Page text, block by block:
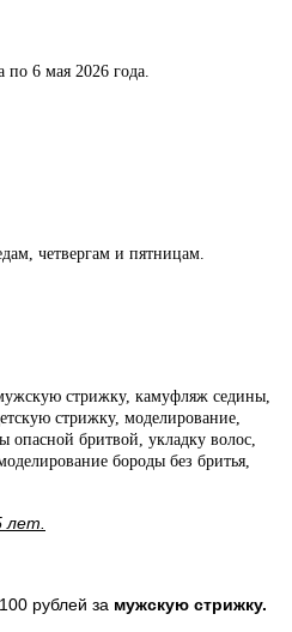
6 мая 2026 года.
четвергам и пятницам.
стрижку, камуфляж седины,
стрижку, моделирование,
опасной бритвой, укладку волос,
бороды без бритья,
рублей за мужскую стрижку.